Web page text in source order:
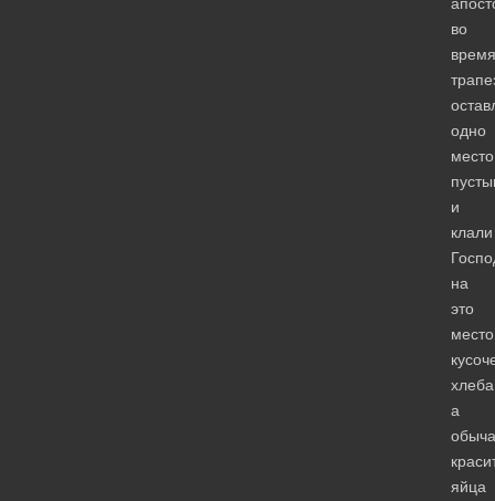
во
время
одно
место
и
клали
на
это
место
а
яйца